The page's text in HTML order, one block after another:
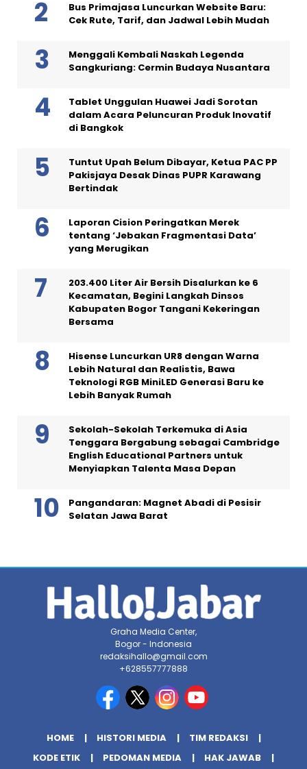
Bus Primajasa Luncurkan Website Baru:
Cek Rute, Tarif, dan Jadwal Lebih Mudah
Menggali Kembali Naskah Legenda
Sangkuriang: Cermin Budaya Nusantara
Tablet Unggulan Huawei Jadi Sorotan
dalam Acara Peluncuran Produk Inovatif
di Bangkok
Tuntut Upah Belum Dibayar, Ketua PAC PP
Pakisjaya Desak Dinas PUPR Karawang
Bertindak
Laporan Cision Peringatkan Merek
tentang ‘Jebakan Fragmentasi Data’
yang Merugikan
203.400 Liter Air Bersih Disalurkan ke 6
Kecamatan, Begini Langkah Dinsos
Kabupaten Bogor Tangani Kekeringan
Bersama
Hisense Luncurkan UR8 dengan Warna
Lebih Natural dan Realistis, Bawa
Teknologi RGB MiniLED Generasi Baru ke
Lebih Banyak Rumah
Sekolah-Sekolah Terkemuka di Asia
Tenggara Bergabung sebagai Cambridge
English Educational Partners untuk
Menyiapkan Talenta Masa Depan
Pangandaran: Magnet Abadi di Pesisir
Selatan Jawa Barat
Graha Media Center,
Bogor - Indonesia
redaksihallo@gmail.com
+628557777888
HOME HISTORI MEDIA
TIM REDAKSI
KODE ETIK
PEDOMAN MEDIA HAK JAWAB